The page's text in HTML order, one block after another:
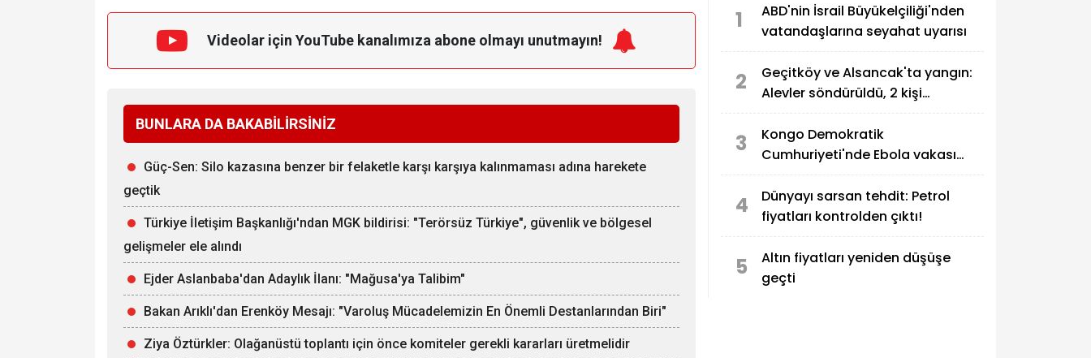
Videolar için YouTube kanalımıza abone olmayı unutmayın!
BUNLARA DA BAKABİLİRSİNİZ
Güç-Sen: Silo kazasına benzer bir felaketle karşı karşıya kalınmaması adına harekete
geçtik
Türkiye İletişim Başkanlığı'ndan MGK bildirisi: "Terörsüz Türkiye", güvenlik ve bölgesel
gelişmeler ele alındı
Ejder Aslanbaba'dan Adaylık İlanı: "Mağusa'ya Talibim"
Bakan Arıklı'dan Erenköy Mesajı: "Varoluş Mücadelemizin En Önemli Destanlarından Biri"
Ziya Öztürkler: Olağanüstü toplantı için önce komiteler gerekli kararları üretmelidir
1
ABD'nin İsrail Büyükelçiliği'nden
vatandaşlarına seyahat uyarısı
2
Geçitköy ve Alsancak'ta yangın:
Alevler söndürüldü, 2 kişi
3
Kongo Demokratik
Cumhuriyeti'nde Ebola vakası
4
Dünyayı sarsan tehdit: Petrol
fiyatları kontrolden çıktı!
5
Altın fiyatları yeniden düşüşe
geçti